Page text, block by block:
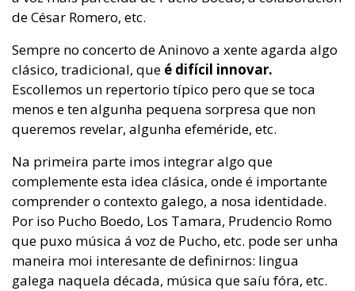
de César Romero, etc.
Sempre no concerto de Aninovo a xente agarda algo
clásico, tradicional, que é difícil innovar.
Escollemos un repertorio típico pero que se toca
menos e ten algunha pequena sorpresa que non
queremos revelar, algunha efeméride, etc.
Na primeira parte imos integrar algo que
complemente esta idea clásica, onde é importante
comprender o contexto galego, a nosa identidade.
Por iso Pucho Boedo, Los Tamara, Prudencio Romo
que puxo música á voz de Pucho, etc. pode ser unha
maneira moi interesante de definirnos: lingua
galega naquela década, música que saíu fóra, etc.